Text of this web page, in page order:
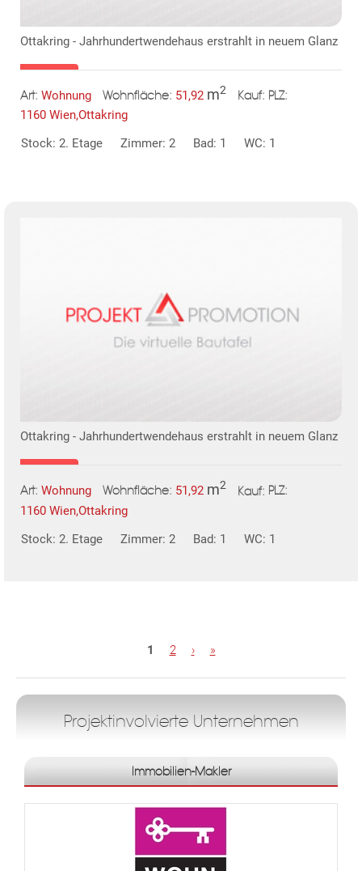
Ottakring - Jahrhundertwendehaus erstrahlt in neuem Glanz
Art: Wohnung Wohnfläche: 51,92 m2 Kauf: PLZ:
1160 Wien,Ottakring
Stock: 2. Etage
Zimmer: 2 Bad: 1 WC: 1
Ottakring - Jahrhundertwendehaus erstrahlt in neuem Glanz
Art: Wohnung Wohnfläche: 51,92 m2 Kauf: PLZ:
1160 Wien,Ottakring
Stock: 2. Etage
Zimmer: 2 Bad: 1 WC: 1
i
t
1 2 › »
Projektinvolvierte Unternehmen
Immobilien-Makler